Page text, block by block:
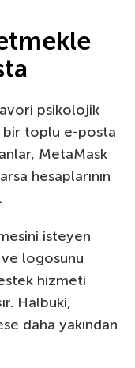
psikolojik
bir toplu e-posta
MetaMask
hesaplarının
isteyen
logosunu
hizmeti
Halbuki,
daha yakından